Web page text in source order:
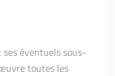
éventuels sous-
toutes les